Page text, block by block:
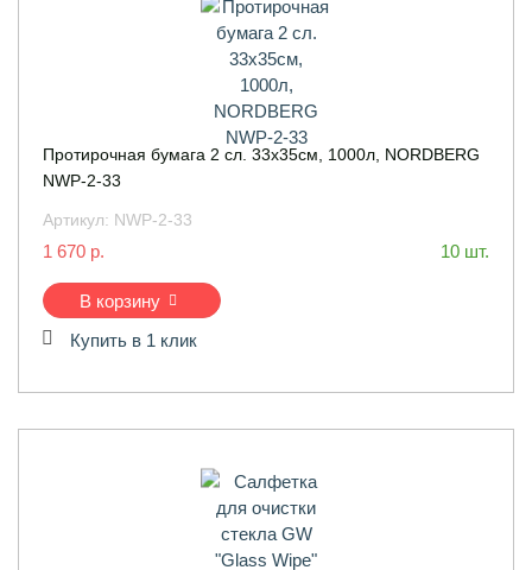
Протирочная бумага 2 сл. 33x35см, 1000л, NORDBERG
NWP-2-33
Артикул: NWP-2-33
1 670 р. 10 шт.
В корзину
Купить в 1 клик